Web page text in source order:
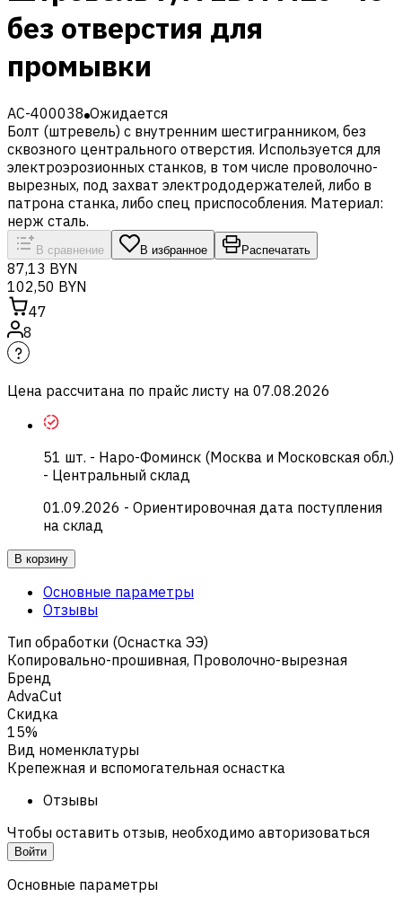
без отверстия для
промывки
AC-400038 Ожидается
Болт (штревель) с внутренним шестигранником, без
сквозного центрального отверстия. Используется для
электроэрозионных станков, в том числе проволочно-
вырезных, под захват электрододержателей, либо в
патрона станка, либо спец приспособления. Материал:
нерж сталь.
В сравнение В избранное Распечатать
87,13 BYN
102,50 BYN
47
8
Цена рассчитана по прайс листу на 07.08.2026
51 шт. - Наро-Фоминск (Москва и Московская обл.)
- Центральный склад
01.09.2026 - Ориентировочная дата поступления
на склад
В корзину
Основные параметры
Отзывы
Тип обработки (Оснастка ЭЭ)
Копировально-прошивная, Проволочно-вырезная
Бренд
AdvaCut
Скидка
15%
Вид номенклатуры
Крепежная и вспомогательная оснастка
Отзывы
Чтобы оставить отзыв, необходимо авторизоваться
Войти
Основные параметры